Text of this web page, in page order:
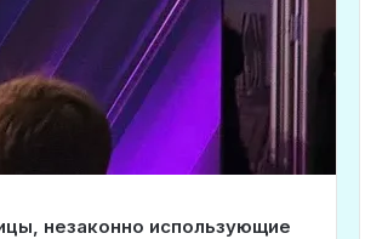
незаконно использующие